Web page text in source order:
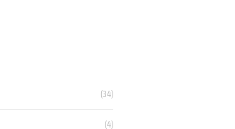
(34)
(4)